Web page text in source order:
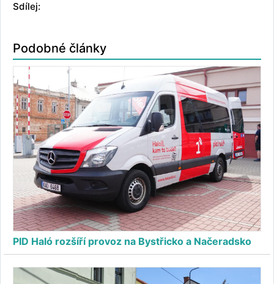
Sdílej:
Podobné články
PID Haló rozšíří provoz na Bystřicko a Načeradsko